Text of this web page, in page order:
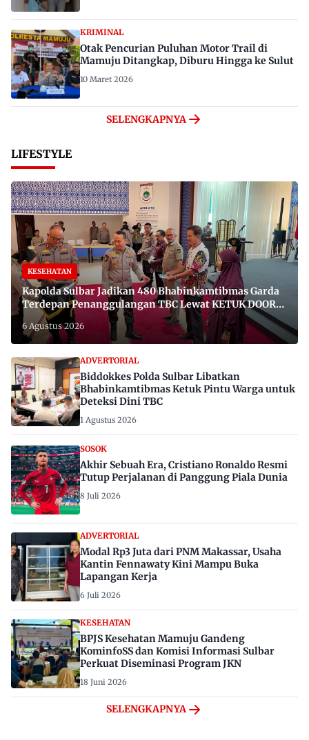
KRIMINAL
Otak Pencurian Puluhan Motor Trail di
Mamuju Ditangkap, Diburu Hingga ke Sulut
10 Maret 2026
SELENGKAPNYA
LIFESTYLE
KESEHATAN
Kapolda Sulbar Jadikan 480 Bhabinkamtibmas Garda
Terdepan Penanggulangan TBC Lewat KETUK DOORS
di 650 Desa
6 Agustus 2026
ADVERTORIAL
Biddokkes Polda Sulbar Libatkan
Bhabinkamtibmas Ketuk Pintu Warga untuk
Deteksi Dini TBC
1 Agustus 2026
SOSOK
Akhir Sebuah Era, Cristiano Ronaldo Resmi
Tutup Perjalanan di Panggung Piala Dunia
8 Juli 2026
ADVERTORIAL
Modal Rp3 Juta dari PNM Makassar, Usaha
Kantin Fennawaty Kini Mampu Buka
Lapangan Kerja
6 Juli 2026
KESEHATAN
BPJS Kesehatan Mamuju Gandeng
KominfoSS dan Komisi Informasi Sulbar
Perkuat Diseminasi Program JKN
18 Juni 2026
SELENGKAPNYA